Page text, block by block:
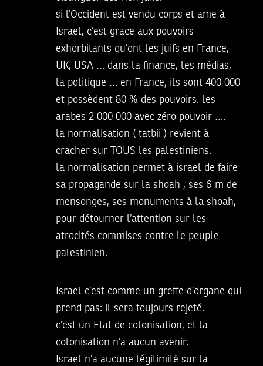
si l’Occident est vendu corps et ame à
Israel, c’est grace aux pouvoirs
exhorbitants qu’ont les juifs en France,
UK, USA … dans la finance, les médias,
la politique … en France, ils sont 400 000
et possèdent 80 % des pouvoirs. les
arabes 2 000 000 avec zéro pouvoir ….
la normalisation ( tatbii ) revient à
cracher sur TOUS les palestiniens.
la normalisation permet à israel de faire
sa propagande sur la shoah , ses 6 m de
mensonges, ses monuments à la shoah,
pour détourner l’attention sur les
atrocités commises contre le peuple
palestinien.
Israel c’est comme un greffe d’organe qui
prend pas: il sera toujours rejeté.
c’est un Etat de colonisation, et la
colonisation n’a aucun avenir.
Israel n’a aucune légitimité sur la